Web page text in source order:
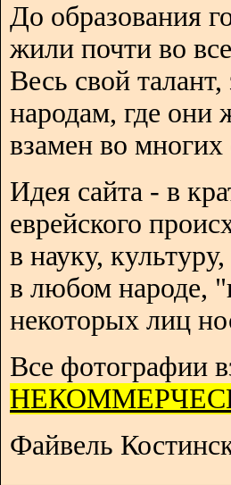
До образования
жили почти во
Весь свой
народам, где они
взамен во
Идея сайта - в
еврейского
в науку,
в любом народе,
некоторых лиц
Все фотографии
Файвель